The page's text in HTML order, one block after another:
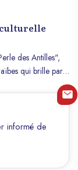
culturelle
des Antilles",
qui brille par
est le fruit d’un
françaises,
par une histoire
de cette
informé de